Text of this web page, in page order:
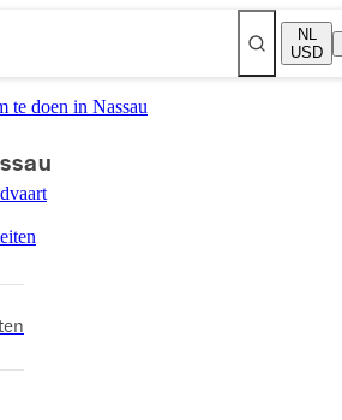
NL
USD
te doen in Nassau